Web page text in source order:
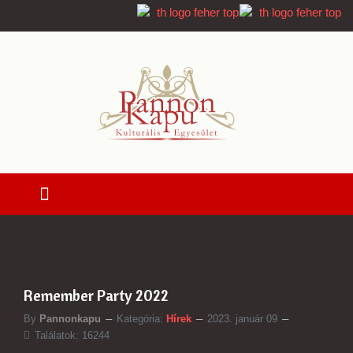
Remember Party 2022
By Pannonkapu Kategória: Hírek
2023. január 09
Találatok: 16244